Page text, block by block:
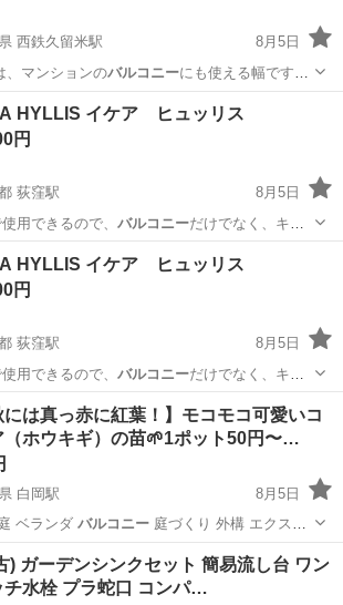
西鉄久留米駅
8月5日
、マンションのバルコニーにも使える幅です
…西鉄久留米駅
HYLLIS イケア ヒュッリス
円
荻窪駅
8月5日
用できるので、 バルコニーだけでなく、キッ
…
収納家具
HYLLIS イケア ヒュッリス
円
荻窪駅
8月5日
用できるので、 バルコニーだけでなく、キッ
…
窪駅 収納家具 KALLAX
には真っ赤に紅葉！】モコモコ可愛いコ
（ホウキギ）の苗🌱1ポット50円〜…
白岡駅
8月5日
ベランダ バルコニー庭づくり 外構 エクステ
白岡駅 家庭用品 コキア
) ガーデンシンクセット 簡易流し台 ワン
チ水栓 プラ蛇口 コンパ…